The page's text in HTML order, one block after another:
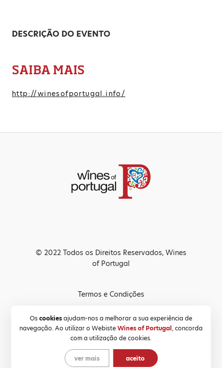
DESCRIÇÃO DO EVENTO
SAIBA MAIS
http://winesofportugal.info/
Oscookiesajudam-nos a melhorar a sua experiência de
navegação. Ao utilizar o WebisteWines of Portugal, concorda
com a utilização de cookies.
ver mais aceito
© 2022 Todos os Direitos Reservados, Wines
of Portugal
Termos e Condições
Política de Privacidade
Política de Cookies